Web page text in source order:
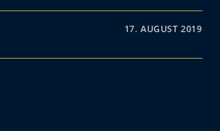
17. AUGUST 2019